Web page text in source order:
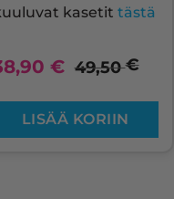
kasetit tästä
€ 49,50€
LISÄÄ KORIIN